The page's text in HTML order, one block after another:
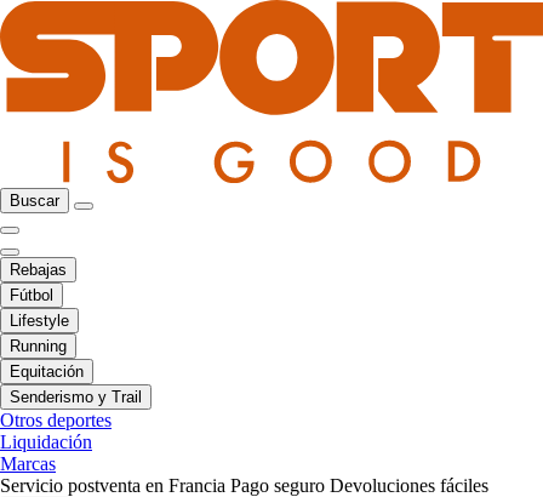
Buscar
Rebajas
Fútbol
Lifestyle
Running
Equitación
Senderismo y Trail
Otros deportes
Liquidación
Marcas
Servicio postventa en Francia Pago seguro Devoluciones fáciles